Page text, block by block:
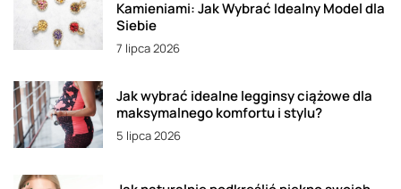
Kamieniami: Jak Wybrać Idealny Model dla
Siebie
7 lipca 2026
Jak wybrać idealne legginsy ciążowe dla
maksymalnego komfortu i stylu?
5 lipca 2026